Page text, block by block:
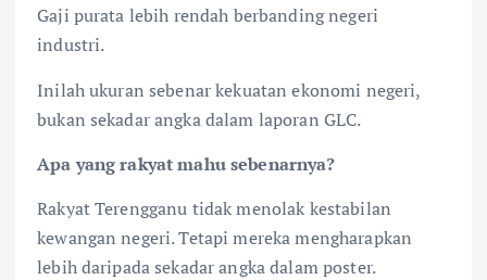
Gaji purata lebih rendah berbanding negeri
industri.
Inilah ukuran sebenar kekuatan ekonomi negeri,
bukan sekadar angka dalam laporan GLC.
Apa yang rakyat mahu sebenarnya?
Rakyat Terengganu tidak menolak kestabilan
kewangan negeri. Tetapi mereka mengharapkan
lebih daripada sekadar angka dalam poster.